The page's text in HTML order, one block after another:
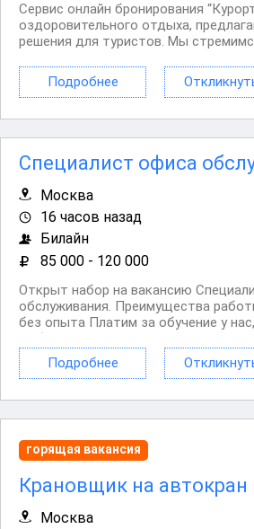
Сервис онлайн бронирования
оздоровительного отдыха,
решения для туристов. Мы
незабываемые впечатления. Наша
настоящих профессионалов с
Подробнее
Специалист офиса
Москва
16 часов назад
Билайн
85 000 - 120 000
Открыт набор на вакансию
обслуживания. Преимущества
без опыта Платим за обучение у
мобильное приложение помогает
быстро отвечать на любые вопросы
домом, подбираем офис рядом с
Подробнее
горящая вакансия
Крановщик на автокран
Москва